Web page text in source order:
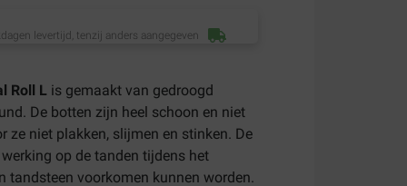
levertijd, tenzij anders aangegeven
Roll L is gemaakt van gedroogd
De botten zijn heel schoon en niet
ze niet plakken, slijmen en stinken. De
op de tanden tijdens het
tandsteen voorkomen kunnen worden.